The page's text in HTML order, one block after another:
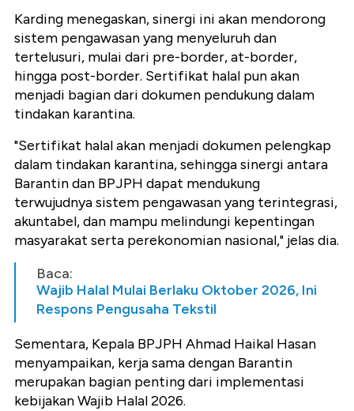
Karding menegaskan, sinergi ini akan mendorong
sistem pengawasan yang menyeluruh dan
tertelusuri, mulai dari pre-border, at-border,
hingga post-border. Sertifikat halal pun akan
menjadi bagian dari dokumen pendukung dalam
tindakan karantina.
"Sertifikat halal akan menjadi dokumen pelengkap
dalam tindakan karantina, sehingga sinergi antara
Barantin dan BPJPH dapat mendukung
terwujudnya sistem pengawasan yang terintegrasi,
akuntabel, dan mampu melindungi kepentingan
masyarakat serta perekonomian nasional," jelas dia.
Baca:
Wajib Halal Mulai Berlaku Oktober 2026, Ini
Respons Pengusaha Tekstil
Sementara, Kepala BPJPH Ahmad Haikal Hasan
menyampaikan, kerja sama dengan Barantin
merupakan bagian penting dari implementasi
kebijakan Wajib Halal 2026.